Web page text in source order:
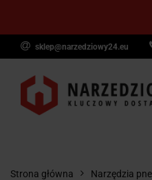
sklep@narzedziowy24.eu
Strona główna Narzędzia